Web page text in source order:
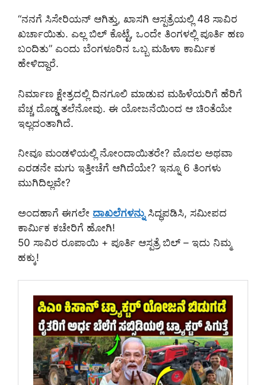
“ನನಗೆ ಸಿಸೇರಿಯನ್ ಆಗಿತ್ತು, ಖಾಸಗಿ ಆಸ್ಪತ್ರೆಯಲ್ಲಿ 48 ಸಾವಿರ
ಖರ್ಚಾಯಿತು. ಎಲ್ಲ ಬಿಲ್ ಕೊಟ್ಟೆ, ಒಂದೇ ತಿಂಗಳಲ್ಲಿ ಪೂರ್ತಿ ಹಣ
ಬಂದಿತು” ಎಂದು ಬೆಂಗಳೂರಿನ ಒಬ್ಬ ಮಹಿಳಾ ಕಾರ್ಮಿಕ
ಹೇಳಿದ್ದಾರೆ.
ನಿರ್ಮಾಣ ಕ್ಷೇತ್ರದಲ್ಲಿ ದಿನಗೂಲಿ ಮಾಡುವ ಮಹಿಳೆಯರಿಗೆ ಹೆರಿಗೆ
ವೆಚ್ಚ ದೊಡ್ಡ ತಲೆನೋವು. ಈ ಯೋಜನೆಯಿಂದ ಆ ಚಿಂತೆಯೇ
ಇಲ್ಲದಂತಾಗಿದೆ.
ನೀವೂ ಮಂಡಳಿಯಲ್ಲಿ ನೋಂದಾಯಿತರೇ? ಮೊದಲ ಅಥವಾ
ಎರಡನೇ ಮಗು ಇತ್ತೀಚೆಗೆ ಆಗಿದೆಯೇ? ಇನ್ನೂ 6 ತಿಂಗಳು
ಮುಗಿದಿಲ್ಲವೇ?
ಅಂದಹಾಗೆ ಈಗಲೇ ದಾಖಲೆಗಳನ್ನುಸಿದ್ಧಪಡಿಸಿ, ಸಮೀಪದ
ಕಾರ್ಮಿಕ ಕಚೇರಿಗೆ ಹೋಗಿ!
50 ಸಾವಿರ ರೂಪಾಯಿ + ಪೂರ್ತಿ ಆಸ್ಪತ್ರೆ ಬಿಲ್ – ಇದು ನಿಮ್ಮ
ಹಕ್ಕು!